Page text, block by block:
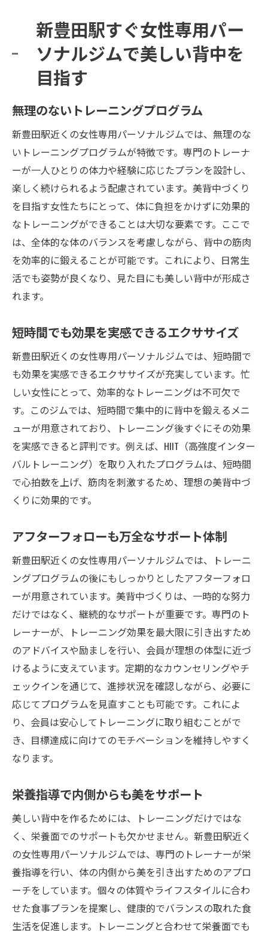
新豊田駅すぐ女性専用パー
ソナルジムで美しい背中を
目指す
無理のないトレーニングプログラム
新豊田駅近くの女性専用パーソナルジムでは、無理のな
いトレーニングプログラムが特徴です。専門のトレーナ
ーが一人ひとりの体力や経験に応じたプランを設計し、
楽しく続けられるよう配慮されています。美背中づくり
を目指す女性たちにとって、体に負担をかけずに効果的
なトレーニングができることは大切な要素です。ここで
は、全体的な体のバランスを考慮しながら、背中の筋肉
を効率的に鍛えることが可能です。これにより、日常生
活でも姿勢が良くなり、見た目にも美しい背中が形成さ
れます。
短時間でも効果を実感できるエクササイズ
新豊田駅近くの女性専用パーソナルジムでは、短時間で
も効果を実感できるエクササイズが充実しています。忙
しい女性にとって、効率的なトレーニングは不可欠で
す。このジムでは、短時間で集中的に背中を鍛えるメニ
ューが用意されており、トレーニング後すぐにその効果
を実感できると評判です。例えば、HIIT（高強度インター
バルトレーニング）を取り入れたプログラムは、短時間
で心拍数を上げ、筋肉を刺激するため、理想の美背中づ
くりに効果的です。
アフターフォローも万全なサポート体制
新豊田駅近くの女性専用パーソナルジムでは、トレーニ
ングプログラムの後にもしっかりとしたアフターフォロ
ーが用意されています。美背中づくりは、一時的な努力
だけではなく、継続的なサポートが重要です。専門のト
レーナーが、トレーニング効果を最大限に引き出すため
のアドバイスや励ましを行い、会員が理想の体型に近づ
けるように支えています。定期的なカウンセリングやチ
ェックインを通じて、進捗状況を確認しながら、必要に
応じてプログラムを見直すことも可能です。これによ
り、会員は安心してトレーニングに取り組むことがで
き、目標達成に向けてのモチベーションを維持しやすく
なります。
栄養指導で内側からも美をサポート
美しい背中を作るためには、トレーニングだけではな
く、栄養面でのサポートも欠かせません。新豊田駅近く
の女性専用パーソナルジムでは、専門のトレーナーが栄
養指導を行い、体の内側から美を引き出すためのアプロ
ーチをしています。個々の体質やライフスタイルに合わ
せた食事プランを提案し、健康的でバランスの取れた食
生活を促進します。トレーニングと合わせて栄養面でも